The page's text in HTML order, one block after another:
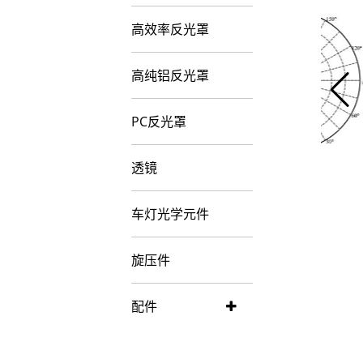
高效率反光罩
高纯铝反光罩
PC反光罩
透镜
车灯光学元件
旋压件
配件